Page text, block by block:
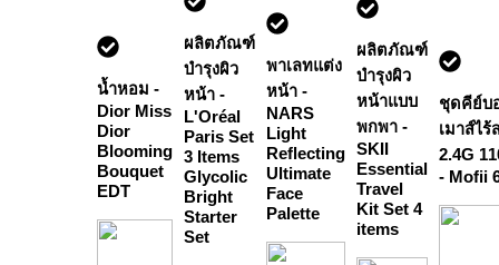
น้ำหอม -
Dior Miss
Dior
Blooming
Bouquet
EDT
ผลิตภัณฑ์
บำรุงผิว
หน้า -
L'Oréal
Paris Set
3 Items
Glycolic
Bright
Starter
Set
พาเลทแต่ง
หน้า -
NARS
Light
Reflecting
Ultimate
Face
Palette
ผลิตภัณฑ์
บำรุงผิว
หน้าแบบ
พกพา -
SKII
Essential
Travel
Kit Set 4
items
ชุดคีย์บ
เมาส์ไร้
2.4G
- Mofii